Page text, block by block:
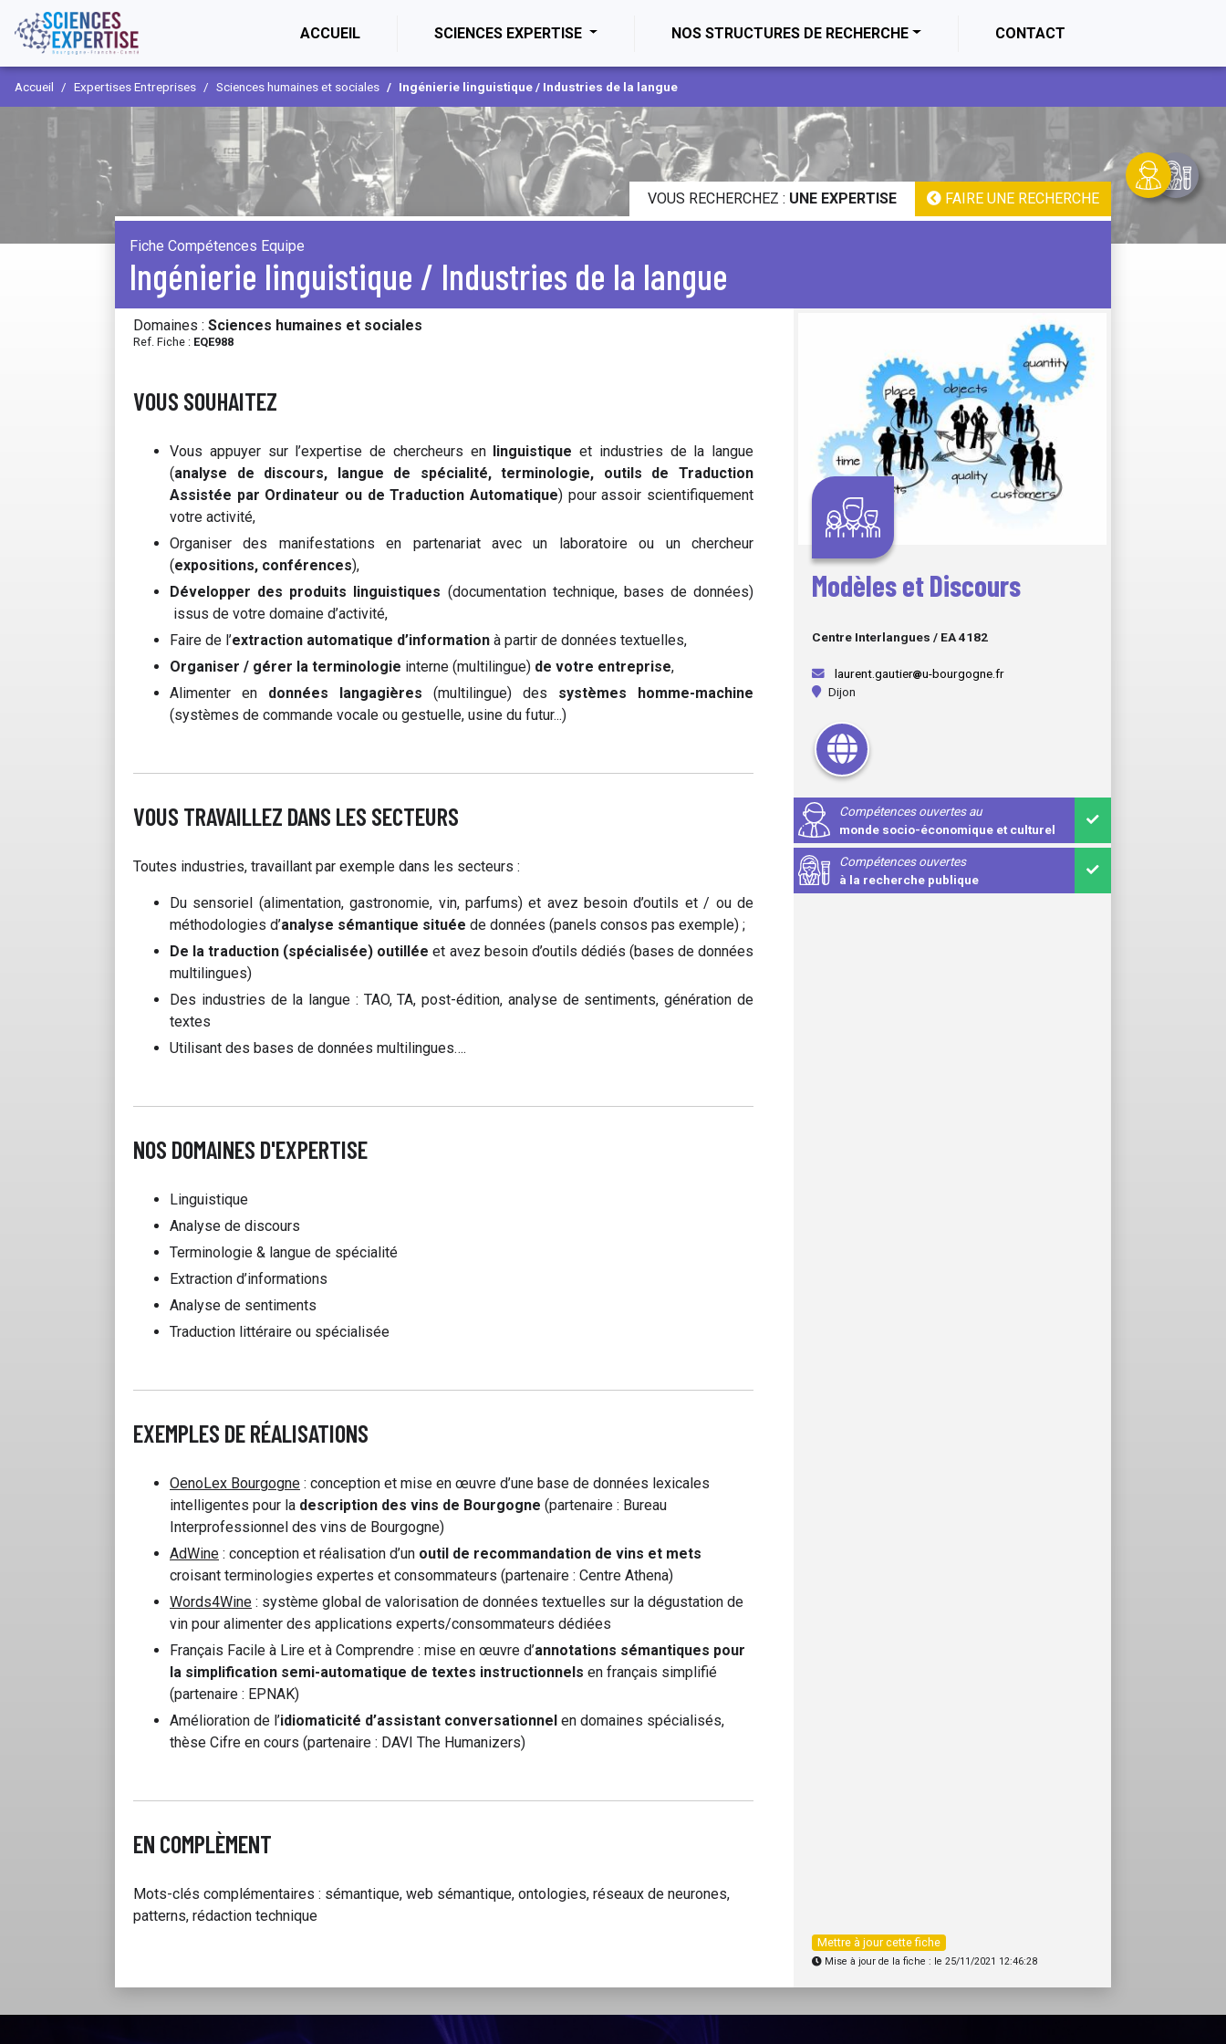
ACCUEIL (CURRENT)SCIENCES EXPERTISE NOS STRUCTURES DE RECHERCHE CONTACT
Accueil Expertises Entreprises Sciences humaines et sociales Ingénierie linguistique / Industries de la langue
VOUS RECHERCHEZ : UNE EXPERTISE FAIRE UNE RECHERCHE
Fiche Compétences Equipe
Ingénierie linguistique / Industries de la langue
Domaines : Sciences humaines et sociales
Ref. Fiche : EQE988
VOUS SOUHAITEZ
Vous appuyer sur l’expertise de chercheurs en linguistique et industries de la langue
(analyse de discours, langue de spécialité, terminologie, outils de Traduction
Assistée par Ordinateur ou de Traduction Automatique) pour assoir scientifiquement
votre activité,
Organiser des manifestations en partenariat avec un laboratoire ou un chercheur
(expositions, conférences),
Développer des produits linguistiques (documentation technique, bases de données)
issus de votre domaine d’activité,
Faire de l’extraction automatique d’information à partir de données textuelles,
Organiser / gérer la terminologie interne (multilingue) de votre entreprise,
Alimenter en données langagières (multilingue) des systèmes homme-machine
(systèmes de commande vocale ou gestuelle, usine du futur...)
VOUS TRAVAILLEZ DANS LES SECTEURS
Toutes industries, travaillant par exemple dans les secteurs :
Du sensoriel (alimentation, gastronomie, vin, parfums) et avez besoin d’outils et / ou de
méthodologies d’analyse sémantique située de données (panels consos pas exemple) ;
De la traduction (spécialisée) outillée et avez besoin d’outils dédiés (bases de données
multilingues)
Des industries de la langue : TAO, TA, post-édition, analyse de sentiments, génération de
textes
Utilisant des bases de données multilingues….
NOS DOMAINES D'EXPERTISE
Linguistique
Analyse de discours
Terminologie & langue de spécialité
Extraction d’informations
Analyse de sentiments
Traduction littéraire ou spécialisée
EXEMPLES DE RÉALISATIONS
OenoLex Bourgogne : conception et mise en œuvre d’une base de données lexicales
intelligentes pour la description des vins de Bourgogne (partenaire : Bureau
Interprofessionnel des vins de Bourgogne)
AdWine : conception et réalisation d’un outil de recommandation de vins et mets
croisant terminologies expertes et consommateurs (partenaire : Centre Athena)
Words4Wine : système global de valorisation de données textuelles sur la dégustation de
vin pour alimenter des applications experts/consommateurs dédiées
Français Facile à Lire et à Comprendre : mise en œuvre d’annotations sémantiques pour
la simplification semi-automatique de textes instructionnels en français simplifié
(partenaire : EPNAK)
Amélioration de l’idiomaticité d’assistant conversationnel en domaines spécialisés,
thèse Cifre en cours (partenaire : DAVI The Humanizers)
EN COMPLÈMENT
Mots-clés complémentaires : sémantique, web sémantique, ontologies, réseaux de neurones,
patterns, rédaction technique
Modèles et Discours
Centre Interlangues / EA 4182
laurent.gautier
u-bourgogne.fr
Dijon
Compétences ouvertes au
monde socio-économique et culturel
Compétences ouvertes
à la recherche publique
Mettre à jour cette fiche
Mise à jour de la fiche : le 25/11/2021 12:46:28